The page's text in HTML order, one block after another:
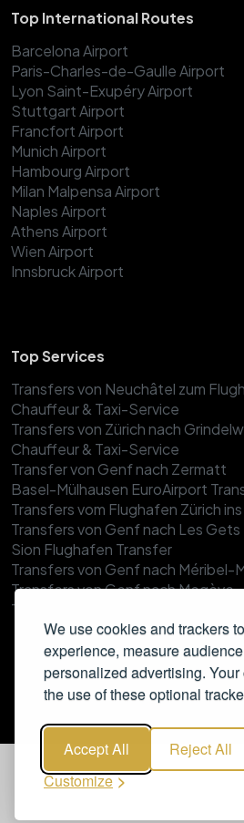
We use cookies and trackers
experience, measure
personalized advertising.
the use of these optional
Accept All
Reject All
Customize
Top International Routes
Barcelona Airport
Paris-Charles-de-Gaulle Airport
Lyon Saint-Exupéry Airport
Stuttgart Airport
Francfort Airport
Munich Airport
Hambourg Airport
Milan Malpensa Airport
Naples Airport
Athens Airport
Wien Airport
Innsbruck Airport
Top Services
Transfers von Neuchâtel zum
Chauffeur & Taxi-Service
Transfers von Zürich nach
Chauffeur & Taxi-Service
Transfer von Genf nach Zermatt
Basel-Mülhausen EuroAirport
Transfers vom Flughafen Zürich
Transfers von Genf nach Les Gets
Sion Flughafen Transfer
Transfers von Genf nach
Transfers von Genf nach Megève
Transfer zum Flughafen Zürich
Transfer Genf Flughafen-Val
Transfer Flughafen Genf-Verbier
Transfers Genf – Val d’Isère
Transfers von Zürich nach Ischgl
Genf Flughafen Transfer
Transfers von Genf nach Tignes
Transfers von Genf nach Morzine
Transfers von Zürich nach Sölden
Transfers vom Flughafen Zürich